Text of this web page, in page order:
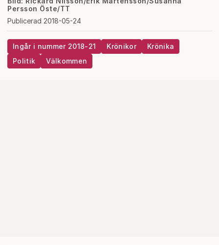
Persson Öste/TT
Publicerad 2018-05-24
Ingår i nummer 2018-21 Krönikor
Krönika
Politik
Välkommen